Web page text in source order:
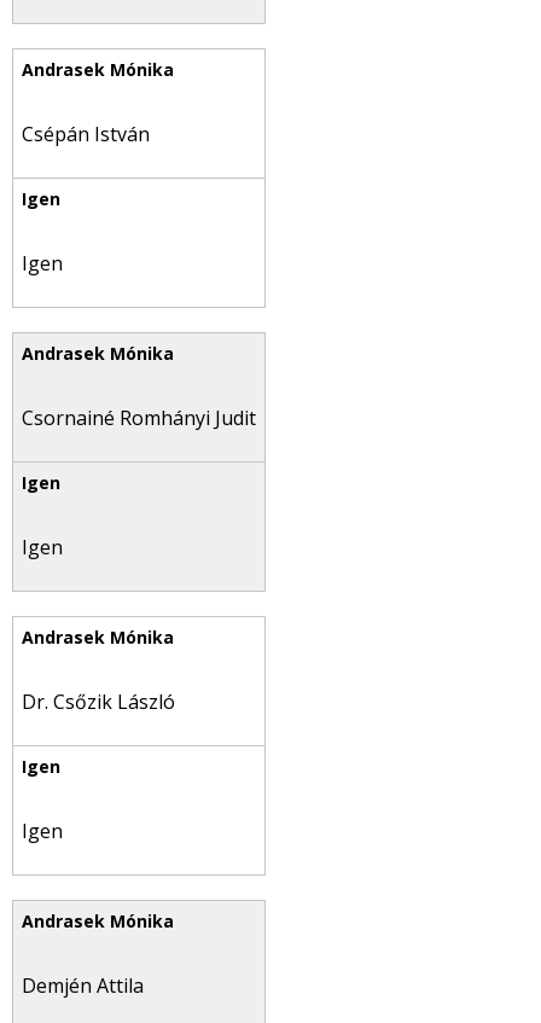
Csépán István
Igen
Csornainé Romhányi Judit
Igen
Dr. Csőzik László
Igen
Demjén Attila